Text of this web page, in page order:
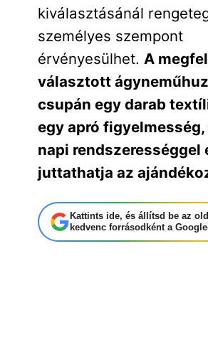
kiválasztásánál
személyes szempont
érvényesülhet. A
választott
csupán egy darab
egy apró figyelmesség,
napi rendszerességgel
juttathatja az
Kattints ide, és állítsd be az
kedvenc forrásodként a